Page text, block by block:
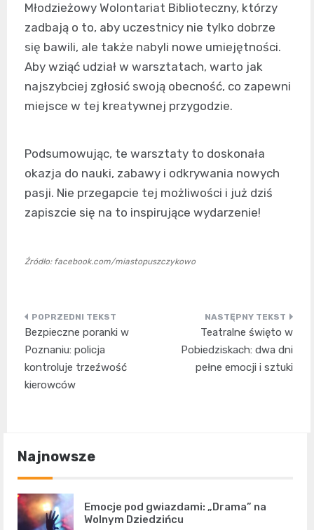
Młodzieżowy Wolontariat Biblioteczny, którzy
zadbają o to, aby uczestnicy nie tylko dobrze
się bawili, ale także nabyli nowe umiejętności.
Aby wziąć udział w warsztatach, warto jak
najszybciej zgłosić swoją obecność, co zapewni
miejsce w tej kreatywnej przygodzie.
Podsumowując, te warsztaty to doskonała
okazja do nauki, zabawy i odkrywania nowych
pasji. Nie przegapcie tej możliwości i już dziś
zapiszcie się na to inspirujące wydarzenie!
Źródło: facebook.com/miastopuszczykowo
Nawigacja
wpisu
Bezpieczne poranki w
Poznaniu: policja
kontroluje trzeźwość
kierowców
Teatralne święto w
Pobiedziskach: dwa dni
pełne emocji i sztuki
Najnowsze
Emocje pod gwiazdami: „Drama” na
Wolnym Dziedzińcu